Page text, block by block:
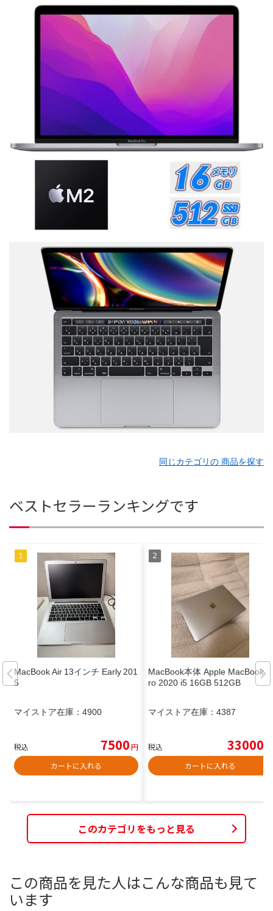
同じカテゴリの 商品を探す
ベストセラーランキングです
MacBook Air 13インチ Early 201
5
マイストア在庫： 4900
税込 7500円
カートに入れる
MacBook本体 Apple MacBook P
ro 2020 i5 16GB 512GB
マイストア在庫： 4387
税込 33000
カートに入れる
このカテゴリをもっと見る
この商品を見た人はこんな商品も見て
います